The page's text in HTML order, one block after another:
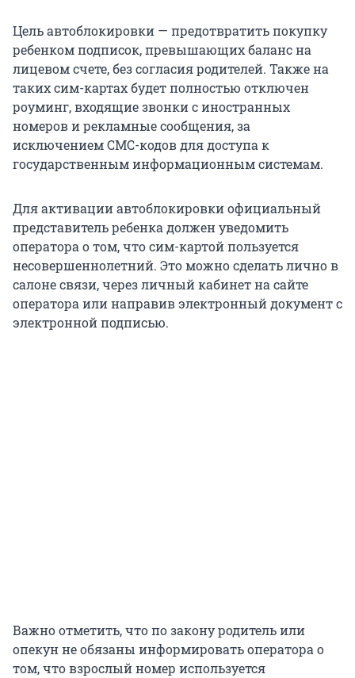
Цель автоблокировки — предотвратить покупку
ребенком подписок, превышающих баланс на
лицевом счете, без согласия родителей. Также на
таких сим-картах будет полностью отключен
роуминг, входящие звонки с иностранных
номеров и рекламные сообщения, за
исключением СМС-кодов для доступа к
государственным информационным системам.
Для активации автоблокировки официальный
представитель ребенка должен уведомить
оператора о том, что сим-картой пользуется
несовершеннолетний. Это можно сделать лично в
салоне связи, через личный кабинет на сайте
оператора или направив электронный документ с
электронной подписью.
Важно отметить, что по закону родитель или
опекун не обязаны информировать оператора о
том, что взрослый номер используется